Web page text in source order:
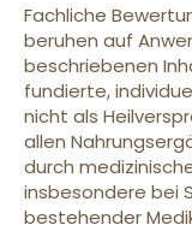
Fachliche
beruhen auf
beschriebenen
fundierte,
nicht als
allen
durch
insbesondere bei
bestehender